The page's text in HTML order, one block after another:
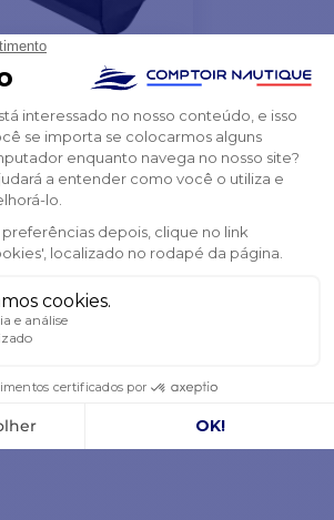
sistema anti-descarrilamento
do cabo no final da subida
Imaging M/H
552,27 €
466,90 €
com o código
FLASH26
-15%
STOCK